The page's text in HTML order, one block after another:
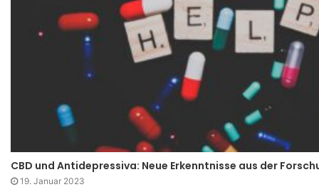
CBD und Antidepressiva: Neue Erkenntnisse aus der
19. Januar 2023